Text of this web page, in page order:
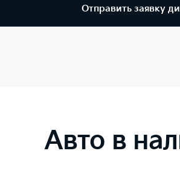
Отправить заявку
Авто в